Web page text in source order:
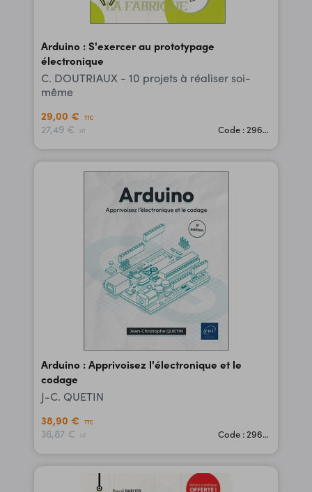
Arduino : S'exercer au prototypage
électronique
C. DOUTRIAUX - 10 projets à réaliser soi-
même
29,00 €
TTC
27,49 € HT Code : 29628
Arduino : Apprivoisez l'électronique et le
codage
J-C. QUETIN
38,90 €
TTC
36,87 € HT Code : 29657